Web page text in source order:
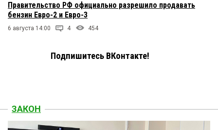
Правительство РФ официально разрешило продавать
бензин Евро-2 и Евро-3
6 августа 14:00 4 454
Подпишитесь ВКонтакте!
ЗАКОН